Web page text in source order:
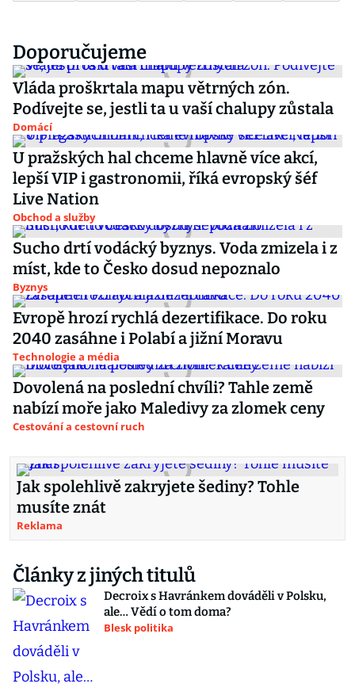
Doporučujeme
Vláda proškrtala mapu větrných zón.
Podívejte se, jestli ta u vaší chalupy zůstala
Domácí
U pražských hal chceme hlavně více akcí,
lepší VIP i gastronomii, říká evropský šéf
Live Nation
Obchod a služby
Sucho drtí vodácký byznys. Voda zmizela i z
míst, kde to Česko dosud nepoznalo
Byznys
Evropě hrozí rychlá dezertifikace. Do roku
2040 zasáhne i Polabí a jižní Moravu
Technologie a média
Dovolená na poslední chvíli? Tahle země
nabízí moře jako Maledivy za zlomek ceny
Cestování a cestovní ruch
Jak spolehlivě zakryjete šediny? Tohle
musíte znát
Reklama
Články z jiných titulů
Decroix s Havránkem dováděli v Polsku,
ale… Vědí o tom doma?
Blesk politika